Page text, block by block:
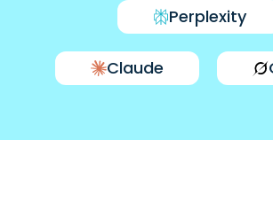
Perplexity
Claude